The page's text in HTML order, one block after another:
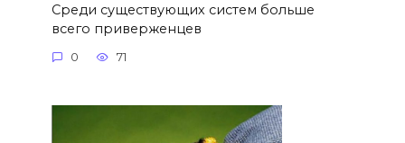
Среди существующих систем больше
всего приверженцев
0 71